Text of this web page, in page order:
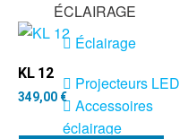
ÉCLAIRAGE
Éclairage
Projecteurs LED
Accessoires
éclairage
KL 12
349,00 €